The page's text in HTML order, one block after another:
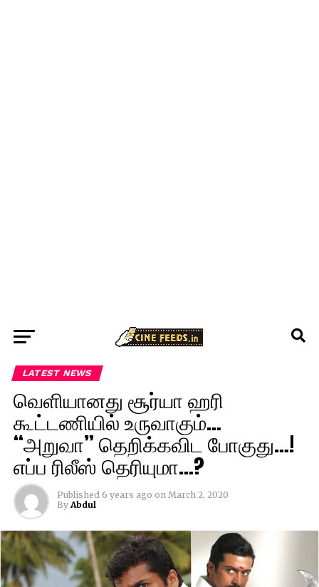
LATEST NEWS
வெளியானது சூர்யா ஹரி
கூட்டணியில் உருவாகும்…
“அறுவா” தெறிக்கவிட போகுது…!
எப்ப ரிலீஸ் தெரியுமா…?
Published 6 years ago on March 2, 2020
By Abdul